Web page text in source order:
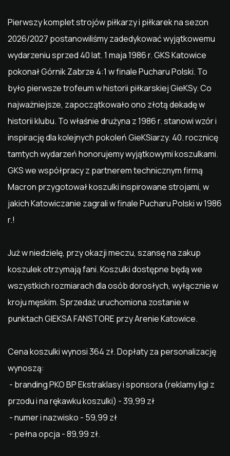
Pierwszy komplet strojów piłkarzy i piłkarek na sezon
2026/2027 postanowiliśmy zadedykować wyjątkowemu
wydarzeniu sprzed 40 lat. 1 maja 1986 r. GKS Katowice
pokonał Górnik Zabrze 4:1 w finale Pucharu Polski. To
było pierwsze trofeum w historii piłkarskiej GieKSy. Co
najważniejsze, zapoczątkowało ono złotą dekadę w
historii klubu. To właśnie drużyna z 1986 r. stanowi wzór i
inspirację dla kolejnych pokoleń GieKSiarzy. 40. rocznicę
tamtych wydarzeń honorujemy wyjątkowymi koszulkami.
GKS we współpracy z partnerem technicznym firmą
Macron przygotował koszulki inspirowane strojami, w
jakich Katowiczanie zagrali w finale Pucharu Polski w 1986
r.!
Już w niedzielę, przy okazji meczu, szansę na zakup
koszulek otrzymają fani. Koszulki dostępne będą we
wszystkich rozmiarach dla osób dorosłych, wyłącznie w
kroju męskim. Sprzedaż uruchomiona zostanie w
punktach GIEKSA FANSTORE przy Arenie Katowice.
Cena koszulki wynosi 364 zł. Dopłaty za personalizację
wynoszą:
- branding PKO BP Ekstraklasy i sponsora (reklamy ligi z
przodu i na rękawku koszulki) - 39,99 zł
- numer i nazwisko - 59,99 zł
- pełna opcja - 89,99 zł.